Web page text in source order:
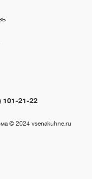
101-21-22
© 2024 vsenakuhne.ru